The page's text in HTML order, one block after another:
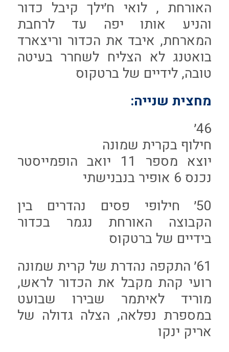
האורחת , לואי ח׳ילך קיבל כדור
והניע אותו יפה עד לרחבת
המארחת, איבד את הכדור וריצארד
בואטנג לא הצליח לשחרר בעיטה
טובה, לידיים של ברטקוס
מחצית שנייה:
46׳
חילוף בקרית שמונה
יוצא מספר 11 יואב הופמייסטר
נכנס 6 אופיר בנבנישתי
50׳ חילופי פסים נהדרים בין
הקבוצה האורחת נגמר בכדור
בידיים של ברטקוס
61׳ התקפה נהדרת של קרית שמונה
רועי קהת מקבל את הכדור לראש,
מוריד לאיתמר שבירו שבועט
במספרת נפלאה, הצלה גדולה של
אריק ינקו